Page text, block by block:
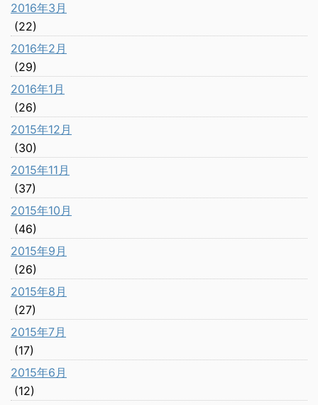
2016年3月
(22)
2016年2月
(29)
2016年1月
(26)
2015年12月
(30)
2015年11月
(37)
2015年10月
(46)
2015年9月
(26)
2015年8月
(27)
2015年7月
(17)
2015年6月
(12)